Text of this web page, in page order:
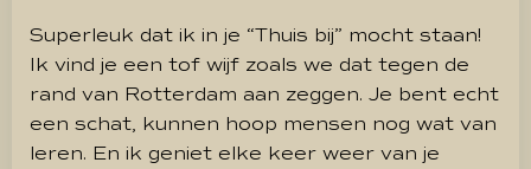
Superleuk dat ik in je “Thuis bij” mocht staan!
Ik vind je een tof wijf zoals we dat tegen de
rand van Rotterdam aan zeggen. Je bent echt
een schat, kunnen hoop mensen nog wat van
leren. En ik geniet elke keer weer van je